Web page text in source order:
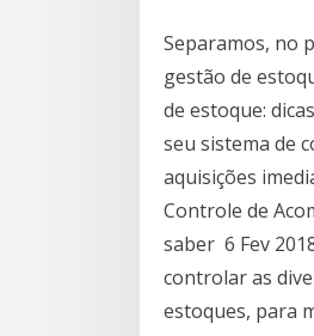
Separamos, no
gestão de
de estoque:
seu sistema de
aquisições
Controle de
saber 6 Fev
controlar as
estoques, para